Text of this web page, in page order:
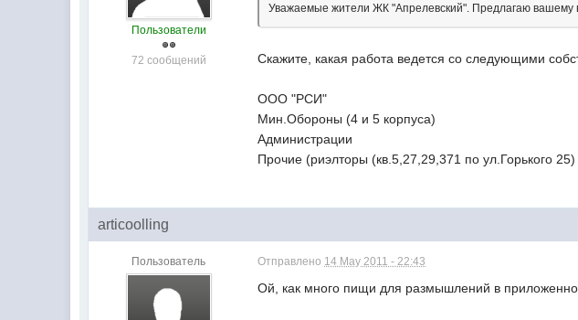
Пользователи
72 сообщений
Уважаемые жители ЖК "Апрелевский". Предлагаю вашему
Скажите, какая работа ведется со следующими
ООО "РСИ"
Мин.Обороны (4 и 5 корпуса)
Администрации
Прочие (риэлторы (кв.5,27,29,371 по ул.Горького 25)
articoolling
Пользователь Отправлено 14 May 2011 - 22:43
Ой, как много пищи для размышлений в